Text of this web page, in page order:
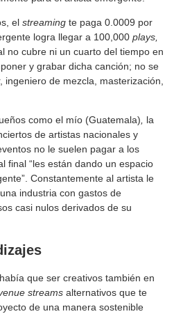
el streaming te paga 0.0009 por
logra llegar a 100,000 plays,
no cubre ni un cuarto del tiempo en
y grabar dicha canción; no se
de mezcla, masterización,
como el mío (Guatemala)
la
de artistas nacionales y
no le suelen pagar a los
final “les están dando un espacio
Constantemente al artista le
industria con gastos de
casi nulos derivados de su
que ser creativos también en
streams alternativos que te
de una manera sostenible